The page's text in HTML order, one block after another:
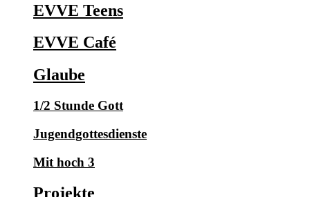
EVVE Teens
EVVE Café
Glaube
1/2 Stunde Gott
Jugendgottesdienste
Mit hoch 3
Projekte